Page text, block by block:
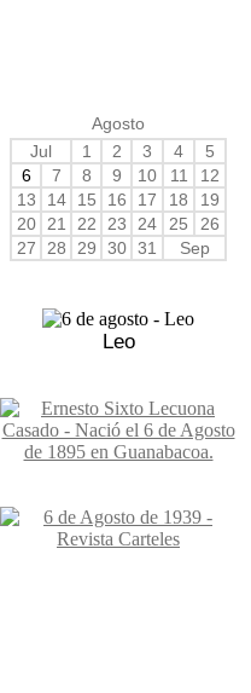
Agosto
Jul
1 2 3 4
5
6
7 8 9 10 11
12
13
14 15 16 17 18
19
20
21 22 23 24 25
26
27
28 29 30 31 Sep
Leo